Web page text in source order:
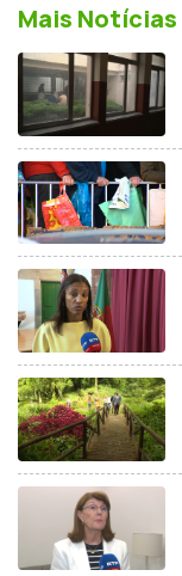
Mais Notícias